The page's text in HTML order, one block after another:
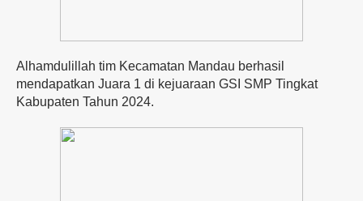
Alhamdulillah tim Kecamatan Mandau berhasil
mendapatkan Juara 1 di kejuaraan GSI SMP Tingkat
Kabupaten Tahun 2024.